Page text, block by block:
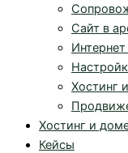
Сайт в
Хостинг
Хостинг и
Кейсы